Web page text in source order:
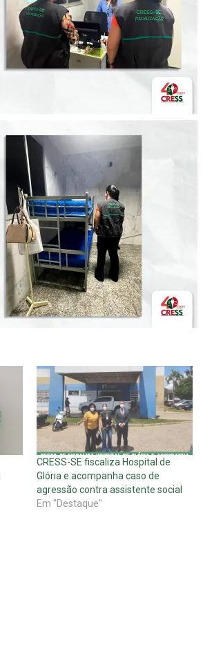
CRESS-SE fiscaliza Hospital de
Glória e acompanha caso de
agressão contra assistente social
Em "Destaque"